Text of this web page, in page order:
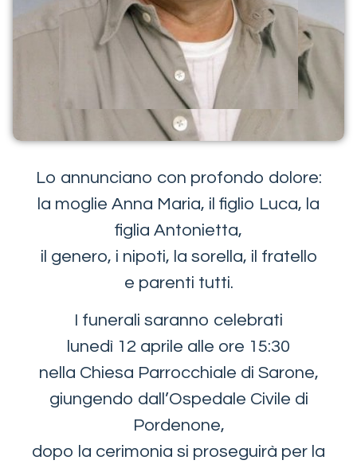
Lo annunciano con profondo dolore:
la moglie Anna Maria, il figlio Luca, la
figlia Antonietta,
il genero, i nipoti, la sorella, il fratello
e parenti tutti.
I funerali saranno celebrati
lunedì 12 aprile alle ore 15:30
nella Chiesa Parrocchiale di Sarone,
giungendo dall’Ospedale Civile di
Pordenone,
dopo la cerimonia si proseguirà per la